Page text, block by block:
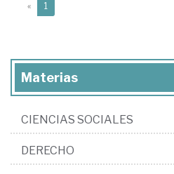
« 1
Materias
CIENCIAS SOCIALES
DERECHO